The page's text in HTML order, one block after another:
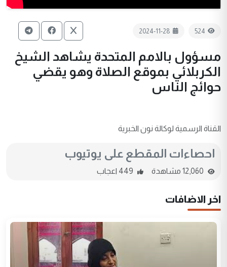
524
2024-11-28
مسؤول بالامم المتحدة يشاهد الشيخ
الكربلائي بموقع الصلاة وهو يقضي
حوائج الناس
القناة الرسمية لوكالة نون الخبرية
احصاءات المقطع على يوتيوب
اخر الاضافات